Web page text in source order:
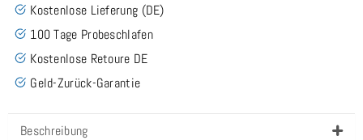
Kostenlose Lieferung (DE)
100 Tage Probeschlafen
Kostenlose Retoure DE
Geld-Zurück-Garantie
Beschreibung